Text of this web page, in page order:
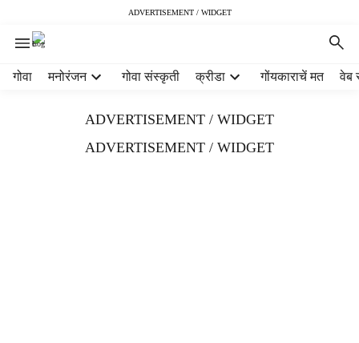
ADVERTISEMENT / WIDGET
गोवा मनोरंजन गोवा संस्कृती क्रीडा गोंयकाराचें मत वेब
ADVERTISEMENT / WIDGET
ADVERTISEMENT / WIDGET